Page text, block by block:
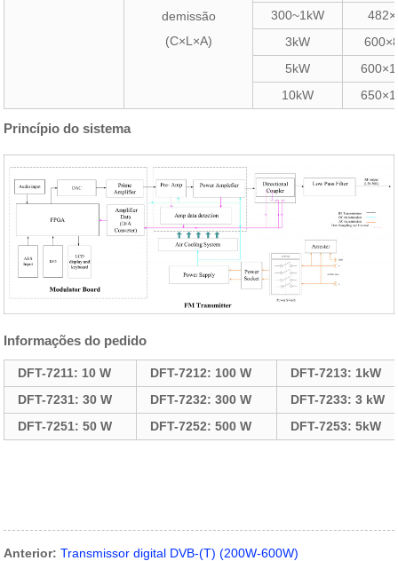
demissão
(C×L×A)
300~1kW
3kW
5kW
10kW
Princípio do sistema
Informações do pedido
DFT-7211: 10 W DFT-7212: 100 W
DFT-7213: 1kW
DFT-7231: 30 W
DFT-7232: 300 W
DFT-7233: 3 kW
DFT-7251: 50 W
DFT-7252: 500 W DFT-7253: 5kW
Anterior: Transmissor digital DVB-(T) (200W-600W)